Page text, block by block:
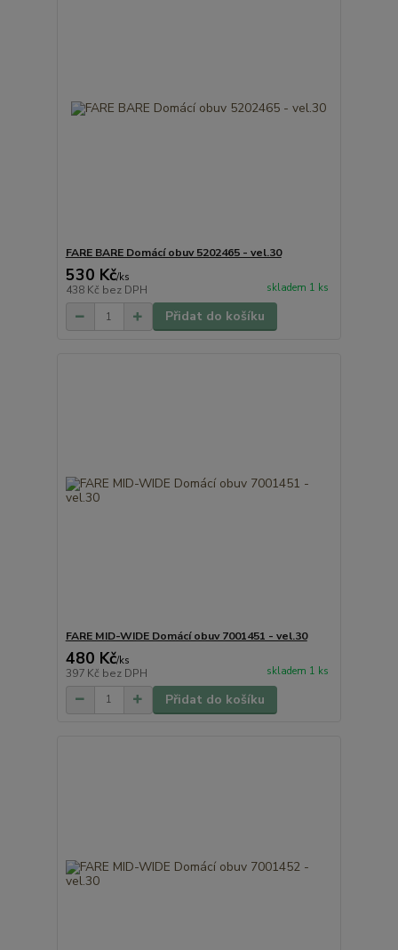
FARE BARE Domácí obuv 5202465 - vel.30
530 Kč/ks
438 Kč bez DPH skladem 1 ks
Přidat do košíku
FARE MID-WIDE Domácí obuv 7001451 - vel.30
480 Kč/ks
397 Kč bez DPH skladem 1 ks
Přidat do košíku